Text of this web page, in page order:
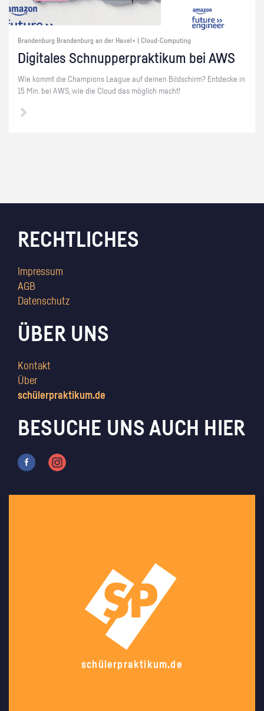
Brandenburg Brandenburg an der Havel+ | Cloud-Computing
Di­gi­ta­les Schnup­per­prak­ti­kum bei AWS
Wie kommt die Cham­pi­ons Le­ague auf dei­nen Bild­schirm? Ent­de­cke in
15 Min. bei AWS, wie die Cloud das mög­lich macht!
RECHTLICHES
Impressum
AGB
Datenschutz
ÜBER UNS
Kontakt
Über
schülerpraktikum.de
BESUCHE UNS AUCH HIER
schülerpraktikum.de